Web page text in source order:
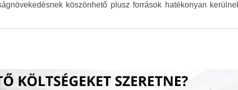
köszönhető plusz források hatékonyan